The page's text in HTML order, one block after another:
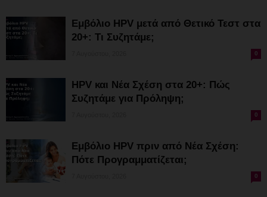
Εμβόλιο HPV μετά από Θετικό Τεστ στα
20+: Τι Συζητάμε;
0
HPV και Νέα Σχέση στα 20+: Πώς
Συζητάμε για Πρόληψη;
0
Εμβόλιο HPV πριν από Νέα Σχέση:
Πότε Προγραμματίζεται;
0